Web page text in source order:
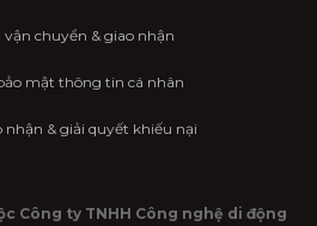
vận chuyển & giao nhận
mật thông tin cá nhân
& giải quyết khiếu nại
Công ty TNHH Công nghệ di động